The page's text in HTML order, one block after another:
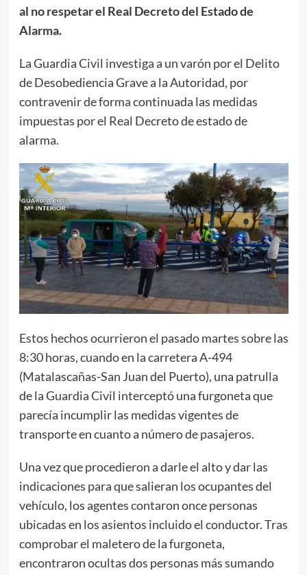
al no respetar el Real Decreto del Estado de
Alarma.
La Guardia Civil investiga a un varón por el Delito
de Desobediencia Grave a la Autoridad, por
contravenir de forma continuada las medidas
impuestas por el Real Decreto de estado de
alarma.
Estos hechos ocurrieron el pasado martes sobre las
8:30 horas, cuando en la carretera A-494
(Matalascañas-San Juan del Puerto), una patrulla
de la Guardia Civil interceptó una furgoneta que
parecía incumplir las medidas vigentes de
transporte en cuanto a número de pasajeros.
Una vez que procedieron a darle el alto y dar las
indicaciones para que salieran los ocupantes del
vehículo, los agentes contaron once personas
ubicadas en los asientos incluido el conductor. Tras
comprobar el maletero de la furgoneta,
encontraron ocultas dos personas más sumando